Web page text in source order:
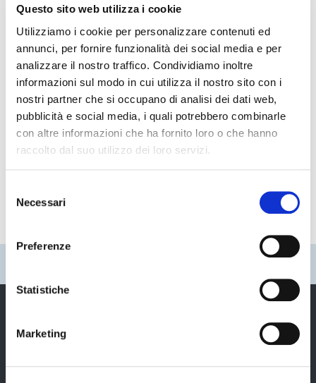
Questo sito web utilizza i cookie
Utilizziamo i cookie per personalizzare contenuti ed
annunci, per fornire funzionalità dei social media e per
analizzare il nostro traffico. Condividiamo inoltre
informazioni sul modo in cui utilizza il nostro sito con i
nostri partner che si occupano di analisi dei dati web,
pubblicità e social media, i quali potrebbero combinarle
con altre informazioni che ha fornito loro o che hanno
raccolto dal suo utilizzo dei loro servizi.
delNecessari
Preferenze
Statistiche
Marketing
Struttura di riferimento